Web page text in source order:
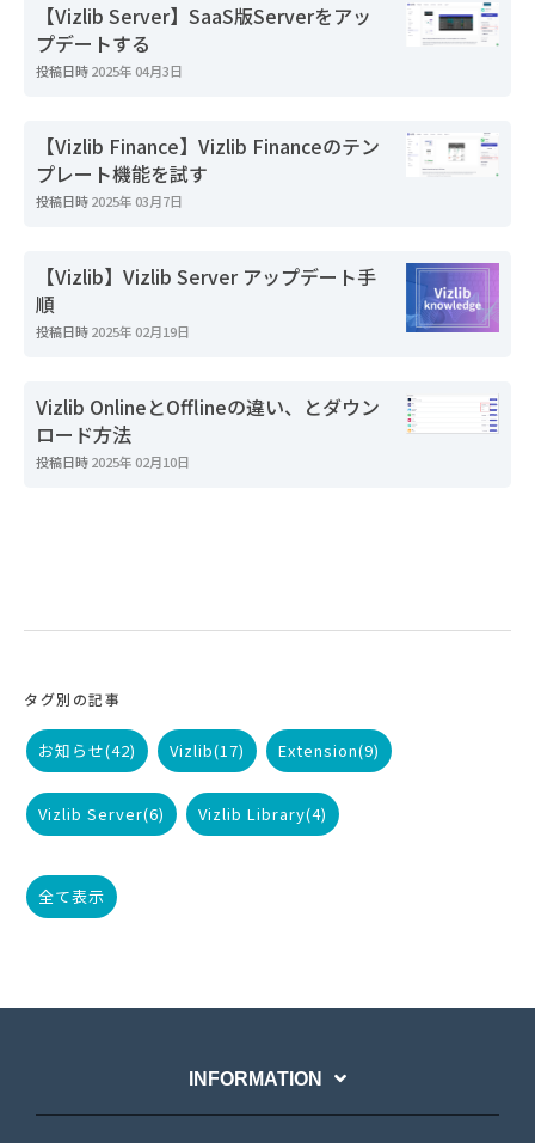
【Vizlib Server】SaaS版Serverをアッ
プデートする
投稿日時2025年 04月3日
【Vizlib Finance】Vizlib Financeのテン
プレート機能を試す
投稿日時2025年 03月7日
【Vizlib】Vizlib Server アップデート手
順
投稿日時2025年 02月19日
Vizlib OnlineとOfflineの違い、とダウン
ロード方法
投稿日時2025年 02月10日
タグ別の記事
お知らせ(42) Vizlib(17) Extension(9)
Vizlib Server(6) Vizlib Library(4)
全て表示
INFORMATION